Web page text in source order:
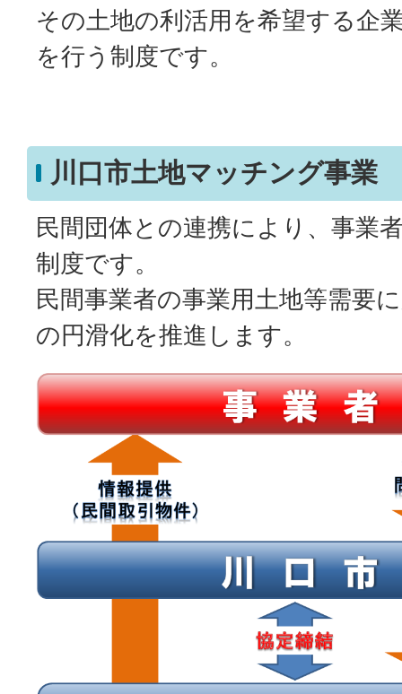
その土地の利活用を希望する企
を行う制度です。
川口市土地マッチング事業
民間団体との連携により、事業
制度です。
民間事業者の事業用土地等需要
の円滑化を推進します。